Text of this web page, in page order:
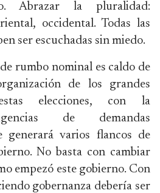
Abrazar la pluralidad:
occidental. Todas las
ser escuchadas sin miedo.
rumbo nominal es caldo de
de los grandes
elecciones, con la
de demandas
generará varios flancos de
No basta con cambiar
empezó este gobierno. Con
gobernanza debería ser